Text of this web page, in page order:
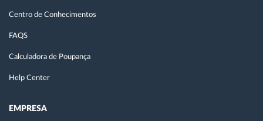
Centro de Conhecimentos
FAQS
Calculadora de Poupança
Help Center
EMPRESA